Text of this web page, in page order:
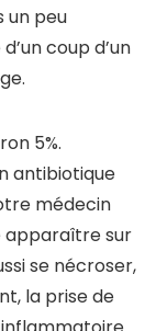
un peu
coup d’un
5%.
antibiotique
médecin
apparaître sur
se nécroser,
la prise de